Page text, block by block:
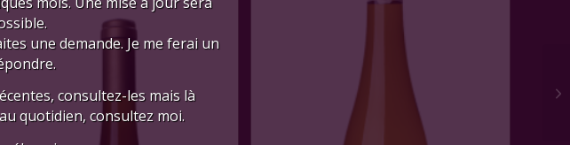
une demande. Je me ferai un
consultez-les mais là
quotidien, consultez moi.